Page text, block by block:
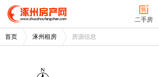
二手房
首页 涿州租房 房源信息